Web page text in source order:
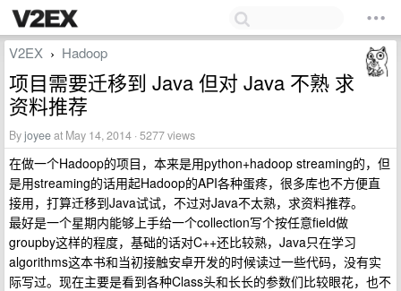
V2EX › Hadoop
项目需要迁移到 Java 但对 Java 不熟 求
资料推荐
Byjoyeeat May 14, 2014 · 5277 views
在做一个Hadoop的项目，本来是用python+hadoop streaming的，但
是用streaming的话用起Hadoop的API各种蛋疼，很多库也不方便直
接用，打算迁移到Java试试，不过对Java不太熟，求资料推荐。
最好是一个星期内能够上手给一个collection写个按任意field做
groupby这样的程度，基础的话对C++还比较熟，Java只在学习
algorithms这本书和当初接触安卓开发的时候读过一些代码，没有实
际写过。现在主要是看到各种Class头和长长的参数们比较眼花，也不